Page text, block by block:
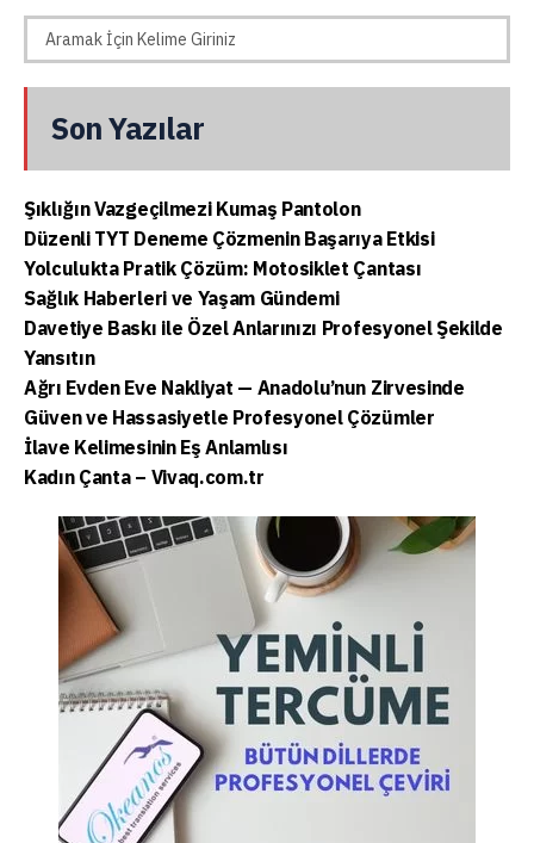
Son Yazılar
Şıklığın Vazgeçilmezi Kumaş Pantolon
Düzenli TYT Deneme Çözmenin Başarıya Etkisi
Yolculukta Pratik Çözüm: Motosiklet Çantası
Sağlık Haberleri ve Yaşam Gündemi
Davetiye Baskı ile Özel Anlarınızı Profesyonel Şekilde
Yansıtın
Ağrı Evden Eve Nakliyat — Anadolu’nun Zirvesinde
Güven ve Hassasiyetle Profesyonel Çözümler
İlave Kelimesinin Eş Anlamlısı
Kadın Çanta – Vivaq.com.tr